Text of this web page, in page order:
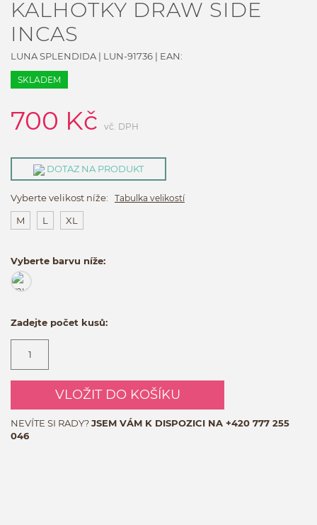
KALHOTKY DRAW SIDE
INCAS
LUNA SPLENDIDA | LUN-91736 | EAN:
SKLADEM
700 Kč vč. DPH
DOTAZ NA PRODUKT
Vyberte velikost níže: Tabulka velikostí
M L XL
Vyberte barvu níže:
Zadejte počet kusů:
VLOŽIT DO KOŠÍKU
NEVÍTE SI RADY?JSEM VÁM K DISPOZICI NA +420 777 255
046